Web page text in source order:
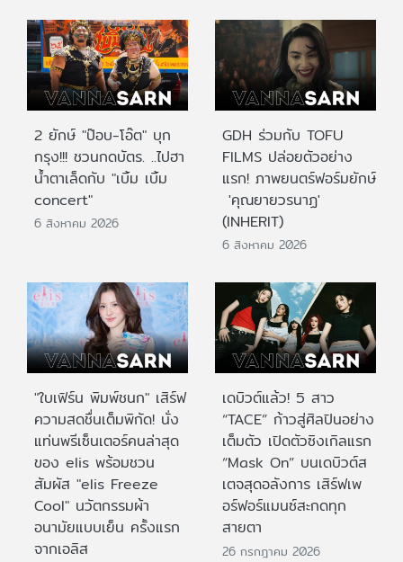
2 ยักษ์ "ป๊อบ-โอ๊ต" บุก
กรุง!!! ชวนกดบัตร. ..ไปฮา
น้ำตาเล็ดกับ "เบิ้ม เบิ้ม
concert"
6 สิงหาคม 2026
GDH ร่วมกับ TOFU
FILMS ปล่อยตัวอย่าง
แรก! ภาพยนตร์ฟอร์มยักษ์
'คุณยายวรนาฏ'
(INHERIT)
6 สิงหาคม 2026
"ใบเฟิร์น พิมพ์ชนก" เสิร์ฟ
ความสดชื่นเต็มพิกัด! นั่ง
แท่นพรีเซ็นเตอร์คนล่าสุด
ของ elis พร้อมชวน
สัมผัส "elis Freeze
Cool" นวัตกรรมผ้า
อนามัยแบบเย็น ครั้งแรก
จากเอลิส
เดบิวต์แล้ว! 5 สาว
“TACE” ก้าวสู่ศิลปินอย่าง
เต็มตัว เปิดตัวซิงเกิลแรก
“Mask On” บนเดบิวต์ส
เตจสุดอลังการ เสิร์ฟเพ
อร์ฟอร์แมนซ์สะกดทุก
สายตา
26 กรกฎาคม 2026